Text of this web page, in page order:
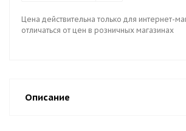
Цена действительна только для интернет-
отличаться от цен в розничных магазинах
Описание